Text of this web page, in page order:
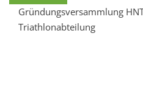
Gründungsversammlung
Triathlonabteilung